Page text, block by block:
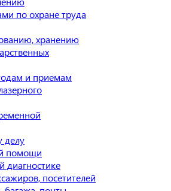
по охране труда
хранению
и приемам
делу
помощи
диагностике
посетителей